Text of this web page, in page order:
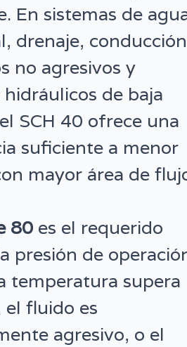
En sistemas de
drenaje, conducción
no agresivos y
hidráulicos de baja
SCH 40 ofrece una
suficiente a menor
mayor área de
80 es el requerido
presión de
temperatura supera
el fluido es
agresivo, o el